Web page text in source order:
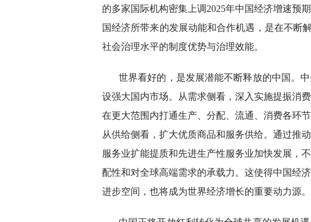
的多家国际机构密集上调2025年中国经济增速预
国经济所带来的发展动能和合作机遇，是在不断
社会治理水平的制度优势与治理效能。
世界看好的，是发展潜能不断释放的中国。
设强大国内市场。从需求侧看，深入实施提振消
在更大范围内打通生产、分配、流通、消费各环
从供给侧看，扩大优质商品和服务供给。通过推
服务业扩能提质和先进生产性服务业加快发展，
配性和对全球高端需求的承载力。这使得中国经
进步空间，也将成为世界经济增长的重要动力源。